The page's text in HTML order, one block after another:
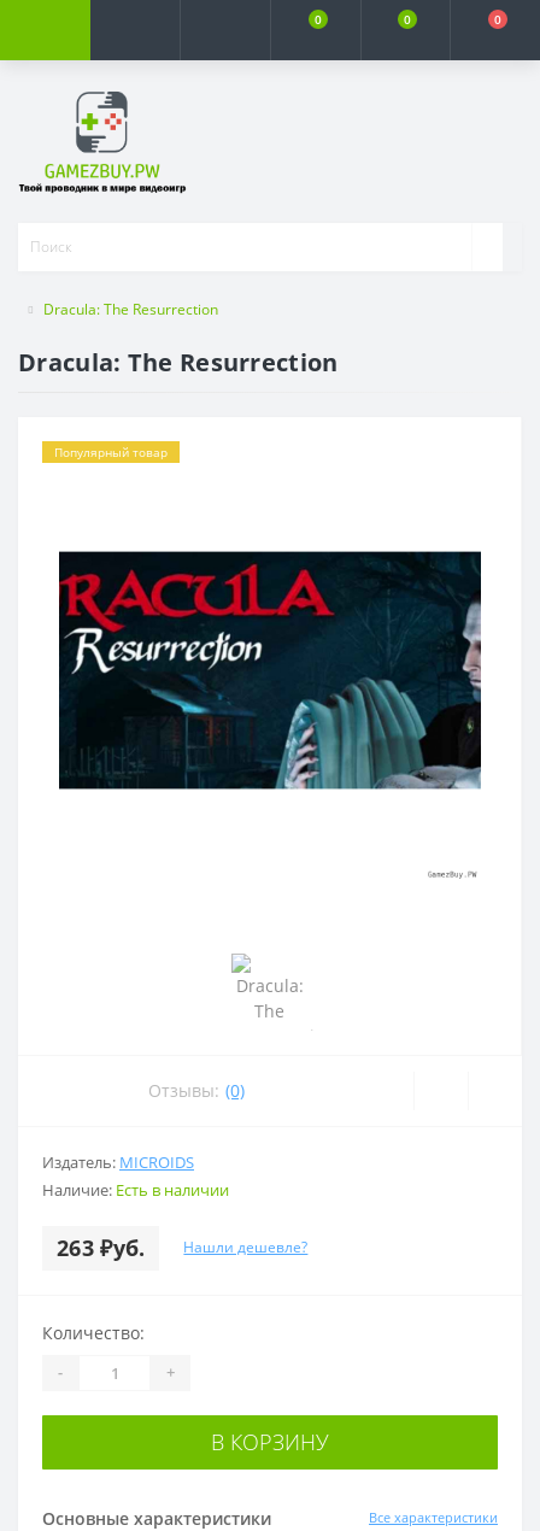
0 0 0
Dracula: The Resurrection
Dracula: The Resurrection
Популярный товар
Отзывы: (0)
Издатель: MICROIDS
Наличие: Есть в наличии
263 ₽уб. Нашли дешевле?
Основные характеристики Все характеристики
Количество:
- +
В КОРЗИНУ